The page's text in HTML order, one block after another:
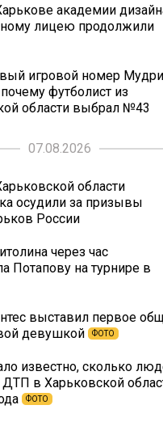
академии
лицею продолжили
игровой номер
футболист из
области выбрал №43
07.08.2026
области
осудили за призывы
России
через час
Потапову на турнире в
выставил первое
девушкой
ФОТО
известно, сколько
ДТП в Харьковской
ФОТО